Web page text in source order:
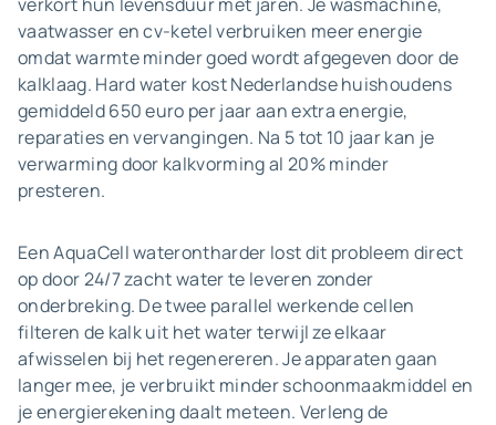
vaatwasser en cv-ketel verbruiken meer energie
omdat warmte minder goed wordt afgegeven door de
kalklaag. Hard water kost Nederlandse huishoudens
gemiddeld 650 euro per jaar aan extra energie,
reparaties en vervangingen. Na 5 tot 10 jaar kan je
verwarming door kalkvorming al 20% minder
presteren.
Een AquaCell waterontharder lost dit probleem direct
op door 24/7 zacht water te leveren zonder
onderbreking. De twee parallel werkende cellen
filteren de kalk uit het water terwijl ze elkaar
afwisselen bij het regenereren. Je apparaten gaan
langer mee, je verbruikt minder schoonmaakmiddel en
je energierekening daalt meteen. Verleng de